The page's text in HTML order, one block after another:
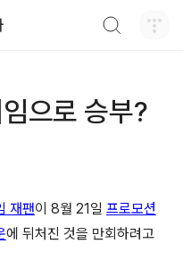
으로 승부?
재팬이 8월 21일 프로모션
에 뒤처진 것을 만회하려고